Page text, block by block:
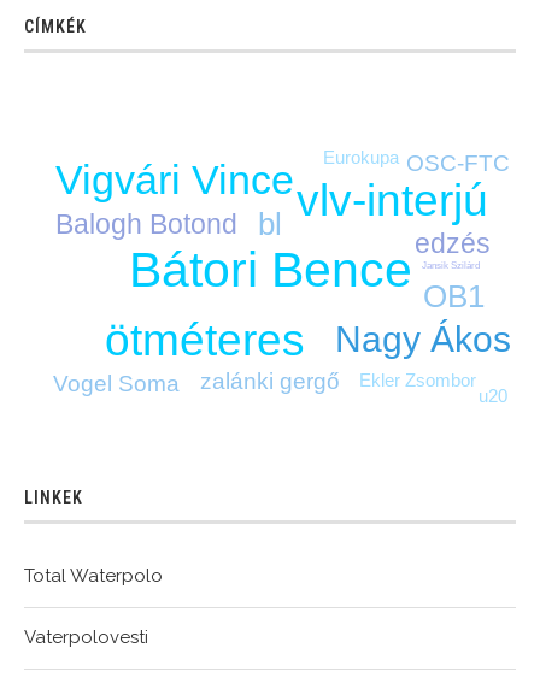
CÍMKÉK
Bátori Bence
vlv-interjú
ötméteres
Vigvári Vince
Nagy Ákos
bl
OB1
Balogh Botond
edzés
OSC-FTC
Vogel Soma zalánki gergő Ekler Zsombor
Eurokupa
u20
Jansik Szilárd
LINKEK
Total Waterpolo
Vaterpolovesti